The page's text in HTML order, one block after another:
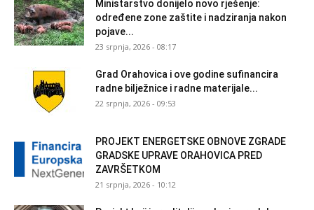
Ministarstvo donijelo novo rješenje:
određene zone zaštite i nadziranja nakon
pojave...
23 srpnja, 2026 - 08:17
Grad Orahovica i ove godine sufinancira
radne bilježnice i radne materijale...
22 srpnja, 2026 - 09:53
PROJEKT ENERGETSKE OBNOVE ZGRADE
GRADSKE UPRAVE ORAHOVICA PRED
ZAVRŠETKOM
21 srpnja, 2026 - 10:12